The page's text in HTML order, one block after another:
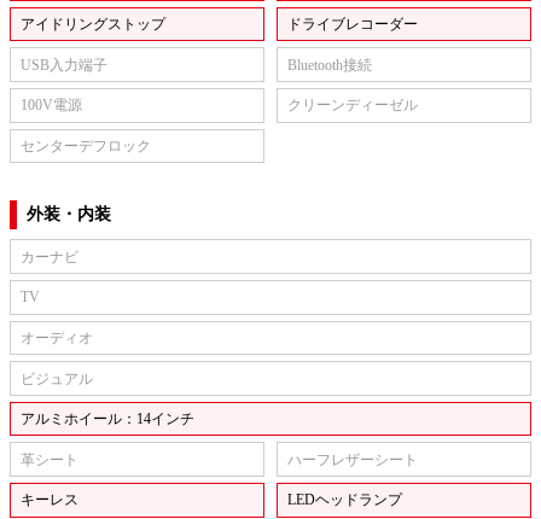
アイドリングストップ ドライブレコーダー
USB入力端子 Bluetooth接続
100V電源 クリーンディーゼル
センターデフロック
外装・内装
カーナビ
TV
オーディオ
ビジュアル
アルミホイール：14インチ
革シート ハーフレザーシート
キーレス LEDヘッドランプ